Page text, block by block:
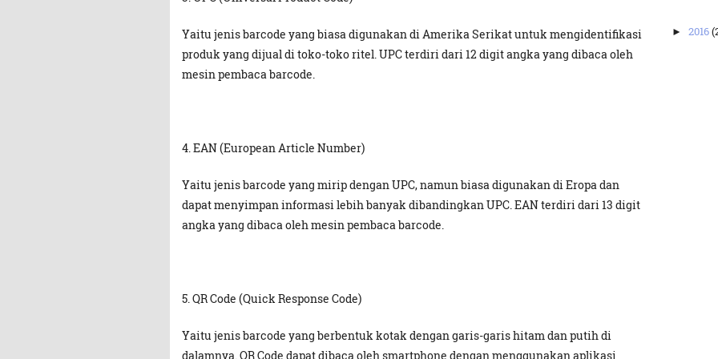
Yaitu jenis barcode yang biasa digunakan di Amerika Serikat untuk mengidentifikasi
produk yang dijual di toko-toko ritel. UPC terdiri dari 12 digit angka yang dibaca oleh
mesin pembaca barcode.
4. EAN (European Article Number)
Yaitu jenis barcode yang mirip dengan UPC, namun biasa digunakan di Eropa dan
dapat menyimpan informasi lebih banyak dibandingkan UPC. EAN terdiri dari 13 digit
angka yang dibaca oleh mesin pembaca barcode.
5. QR Code (Quick Response Code)
Yaitu jenis barcode yang berbentuk kotak dengan garis-garis hitam dan putih di
dalamnya. QR Code dapat dibaca oleh smartphone dengan menggunakan aplikasi
► 2016